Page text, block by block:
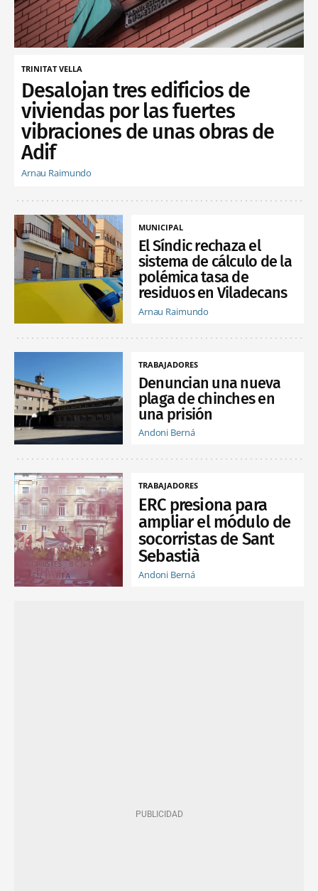
TRINITAT VELLA
Desalojan tres edificios de
viviendas por las fuertes
vibraciones de unas obras de
Adif
Arnau Raimundo
MUNICIPAL
El Síndic rechaza el
sistema de cálculo de la
polémica tasa de
residuos en Viladecans
Arnau Raimundo
TRABAJADORES
Denuncian una nueva
plaga de chinches en
una prisión
Andoni Berná
TRABAJADORES
ERC presiona para
ampliar el módulo de
socorristas de Sant
Sebastià
Andoni Berná